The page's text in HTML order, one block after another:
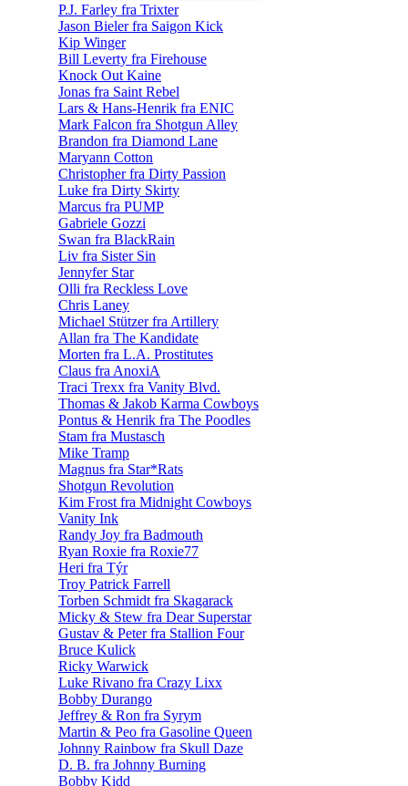
P.J. Farley fra Trixter
Jason Bieler fra Saigon Kick
Kip Winger
Bill Leverty fra Firehouse
Knock Out Kaine
Jonas fra Saint Rebel
Lars & Hans-Henrik fra ENIC
Mark Falcon fra Shotgun Alley
Brandon fra Diamond Lane
Maryann Cotton
Christopher fra Dirty Passion
Luke fra Dirty Skirty
Marcus fra PUMP
Gabriele Gozzi
Swan fra BlackRain
Liv fra Sister Sin
Jennyfer Star
Olli fra Reckless Love
Chris Laney
Michael Stützer fra Artillery
Allan fra The Kandidate
Morten fra L.A. Prostitutes
Claus fra AnoxiA
Traci Trexx fra Vanity Blvd.
Thomas & Jakob Karma Cowboys
Pontus & Henrik fra The Poodles
Stam fra Mustasch
Mike Tramp
Magnus fra Star*Rats
Shotgun Revolution
Kim Frost fra Midnight Cowboys
Vanity Ink
Randy Joy fra Badmouth
Ryan Roxie fra Roxie77
Heri fra Týr
Troy Patrick Farrell
Torben Schmidt fra Skagarack
Micky & Stew fra Dear Superstar
Gustav & Peter fra Stallion Four
Bruce Kulick
Ricky Warwick
Luke Rivano fra Crazy Lixx
Bobby Durango
Jeffrey & Ron fra Syrym
Martin & Peo fra Gasoline Queen
Johnny Rainbow fra Skull Daze
D. B. fra Johnny Burning
Bobby Kidd